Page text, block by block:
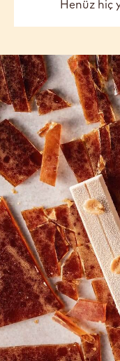
Henüz hiç